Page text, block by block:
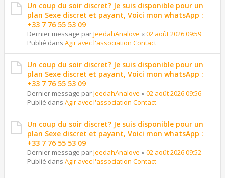
Un coup du soir discret? Je suis disponible pour un
plan Sexe discret et payant, Voici mon whatsApp :
+33 7 76 55 53 09
Dernier message parJeedahAnalove « 02 août 2026 09:59
Publié dans Agir avec l'association Contact
Un coup du soir discret? Je suis disponible pour un
plan Sexe discret et payant, Voici mon whatsApp :
+33 7 76 55 53 09
Dernier message parJeedahAnalove « 02 août 2026 09:56
Publié dans Agir avec l'association Contact
Un coup du soir discret? Je suis disponible pour un
plan Sexe discret et payant, Voici mon whatsApp :
+33 7 76 55 53 09
Dernier message parJeedahAnalove « 02 août 2026 09:52
Publié dans Agir avec l'association Contact